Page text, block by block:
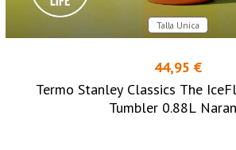
Talla Unica
44,95 €
Termo Stanley Classics The
Tumbler 0.88L